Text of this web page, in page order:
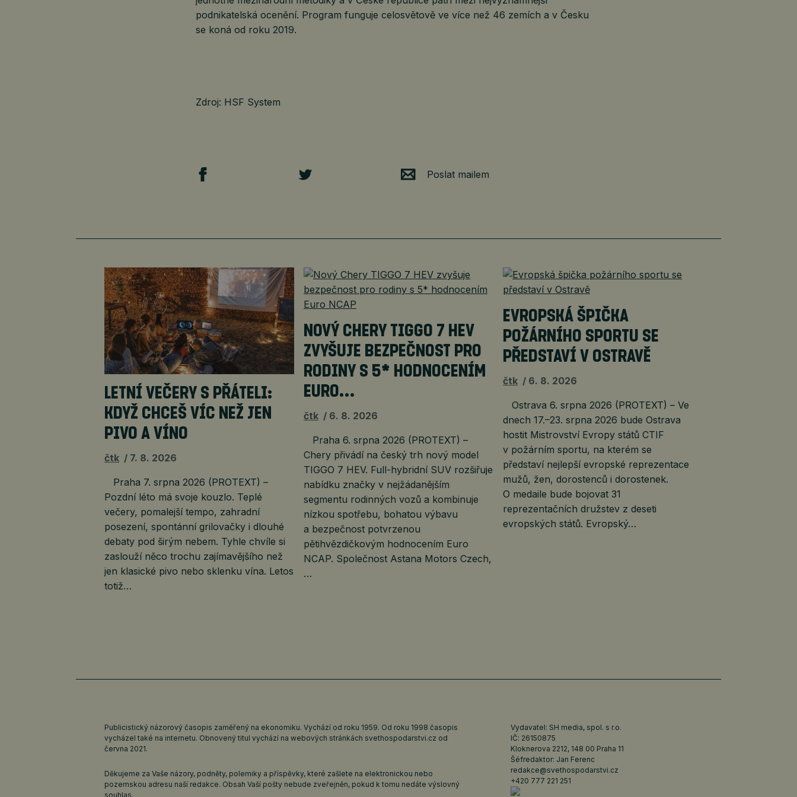
podnikatelská ocenění. Program funguje celosvětově ve více než 46 zemích a v Česku
se koná od roku 2019.
Zdroj: HSF System
Poslat mailem
LETNÍ VEČERY S PŘÁTELI:
KDYŽ CHCEŠ VÍC NEŽ JEN
PIVO A VÍNO
čtk 7. 8. 2026
Praha 7. srpna 2026 (PROTEXT) –
Pozdní léto má svoje kouzlo. Teplé
večery, pomalejší tempo, zahradní
posezení, spontánní grilovačky i dlouhé
debaty pod širým nebem. Tyhle chvíle si
zaslouží něco trochu zajímavějšího než
jen klasické pivo nebo sklenku vína. Letos
totiž…
NOVÝ CHERY TIGGO 7 HEV
ZVYŠUJE BEZPEČNOST PRO
RODINY S 5* HODNOCENÍM
EURO…
čtk 6. 8. 2026
Praha 6. srpna 2026 (PROTEXT) –
Chery přivádí na český trh nový model
TIGGO 7 HEV. Full-hybridní SUV rozšiřuje
nabídku značky v nejžádanějším
segmentu rodinných vozů a kombinuje
nízkou spotřebu, bohatou výbavu
a bezpečnost potvrzenou
pětihvězdičkovým hodnocením Euro
NCAP. Společnost Astana Motors Czech,
…
EVROPSKÁ ŠPIČKA
POŽÁRNÍHO SPORTU SE
PŘEDSTAVÍ V OSTRAVĚ
čtk 6. 8. 2026
Ostrava 6. srpna 2026 (PROTEXT) – Ve
dnech 17.–23. srpna 2026 bude Ostrava
hostit Mistrovství Evropy států CTIF
v požárním sportu, na kterém se
představí nejlepší evropské reprezentace
mužů, žen, dorostenců i dorostenek.
O medaile bude bojovat 31
reprezentačních družstev z deseti
evropských států. Evropský…
Publicistický názorový časopis zaměřený na ekonomiku. Vychází od roku 1959. Od roku 1998 časopis
vycházel také na internetu. Obnovený titul vychází na webových stránkách svethospodarstvi.cz od
června 2021.
Děkujeme za Vaše názory, podněty, polemiky a příspěvky, které zašlete na elektronickou nebo
pozemskou adresu naší redakce. Obsah Vaší pošty nebude zveřejněn, pokud k tomu nedáte výslovný
souhlas.
Vydavatel: SH media, spol. s r.o.
IČ: 26150875
Kloknerova 2212, 148 00 Praha 11
Šéfredaktor: Jan Ferenc
redakce@svethospodarstvi.cz
+420 777 221 251